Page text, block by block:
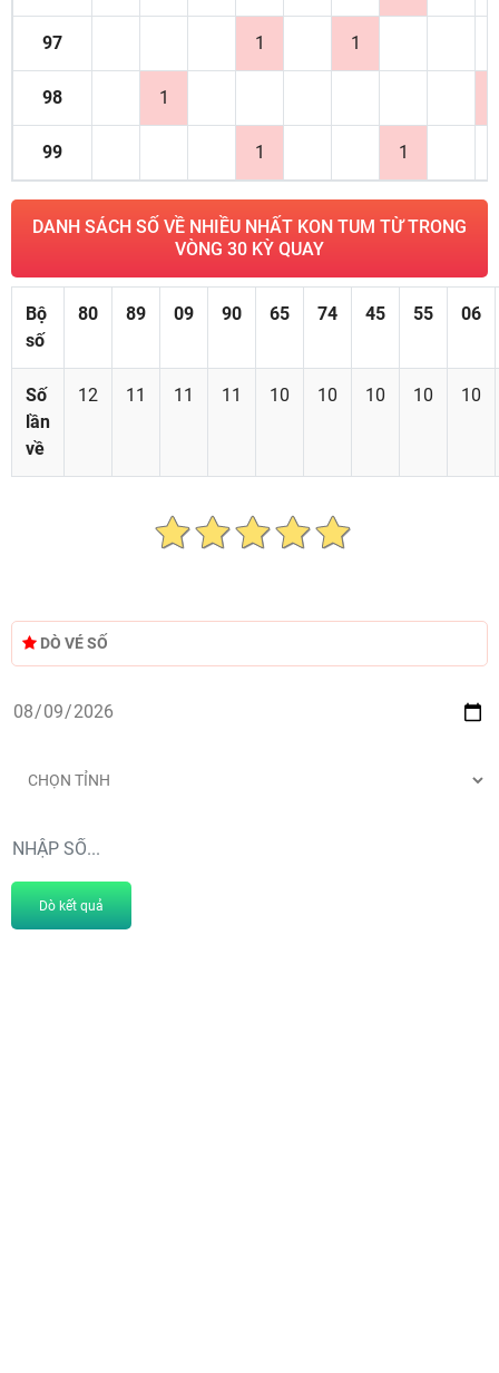
DÒ VÉ SỐ
Dò kết quả
97 1 1
98 1
99 1 1
DANH SÁCH SỐ VỀ NHIỀU NHẤT KON TUM TỪ TRONG
VÒNG 30 KỲ QUAY
Bộ
số
80 89 09 90 65 74 45 55 06
Số
lần
về
12 11 11 11 10 10 10 10 10